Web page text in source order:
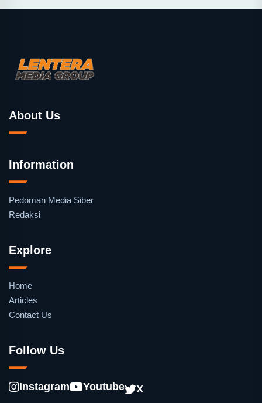
About Us
Information
Pedoman Media Siber
Redaksi
Explore
Home
Articles
Contact Us
Follow Us
Instagram Youtube X